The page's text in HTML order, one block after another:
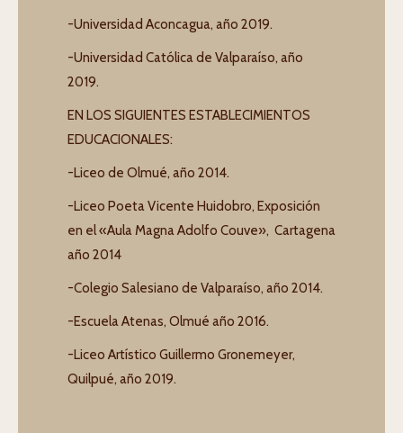
-Universidad Aconcagua, año 2019.
-Universidad Católica de Valparaíso, año
2019.
EN LOS SIGUIENTES ESTABLECIMIENTOS
EDUCACIONALES:
-Liceo de Olmué, año 2014.
-Liceo Poeta Vicente Huidobro, Exposición
en el «Aula Magna Adolfo Couve», Cartagena
año 2014
-Colegio Salesiano de Valparaíso, año 2014.
-Escuela Atenas, Olmué año 2016.
-Liceo Artístico Guillermo Gronemeyer,
Quilpué, año 2019.